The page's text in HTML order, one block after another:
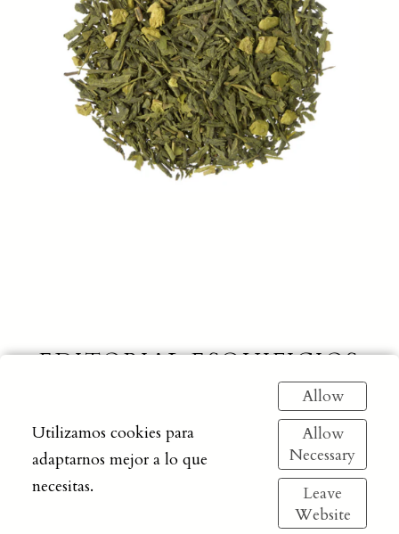
EDITORIAL ESQUIFICIOS
Política de privacidad
Utilizamos cookies para
adaptarnos mejor a lo que
necesitas.
Allow
Allow
Necessary
Leave
Website